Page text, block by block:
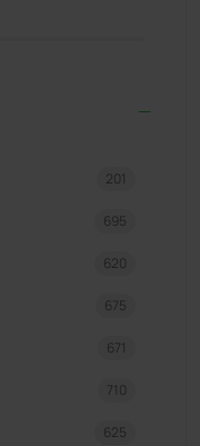
201
695
620
675
671
710
625